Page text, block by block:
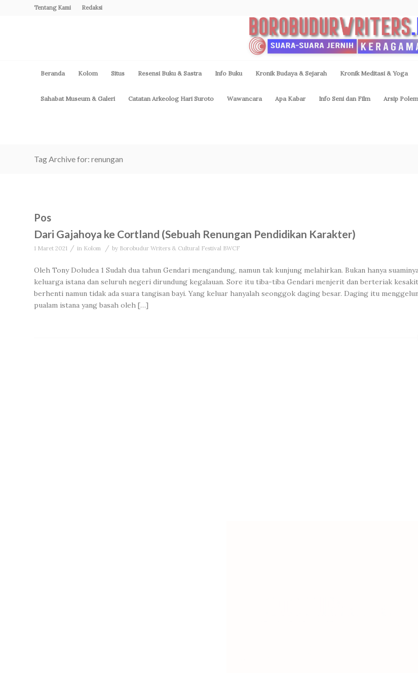
Tentang Kami Redaksi
Beranda Kolom Situs Resensi Buku & Sastra Info Buku Kronik Budaya & Sejarah Kronik Meditasi & Yoga
Sahabat Museum & Galeri Catatan Arkeolog Hari Suroto Wawancara Apa Kabar Info Seni dan Film Arsip
Tag Archive for: renungan
Pos
Dari Gajahoya ke Cortland (Sebuah Renungan Pendidikan Karakter)
1 Maret 2021 / in Kolom / by Borobudur Writers & Cultural Festival BWCF
Oleh Tony Doludea 1 Sudah dua tahun Gendari mengandung, namun tak kunjung melahirkan. Bukan hanya
keluarga istana dan seluruh negeri dirundung kegalauan. Sore itu tiba-tiba Gendari menjerit dan berteriak
berhenti namun tidak ada suara tangisan bayi. Yang keluar hanyalah seonggok daging besar. Daging itu
pualam istana yang basah oleh […]